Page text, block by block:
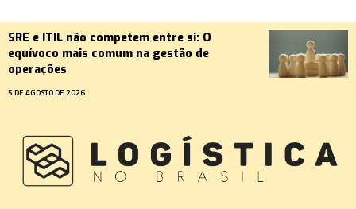
SRE e ITIL não competem entre si: O
equívoco mais comum na gestão de
operações
5 DE AGOSTO DE 2026